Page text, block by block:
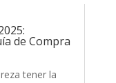
de Compra
tener la